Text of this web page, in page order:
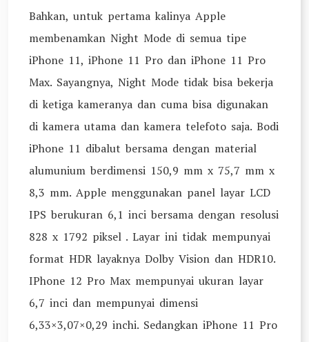
Bahkan, untuk pertama kalinya Apple
membenamkan Night Mode di semua tipe
iPhone 11, iPhone 11 Pro dan iPhone 11 Pro
Max. Sayangnya, Night Mode tidak bisa bekerja
di ketiga kameranya dan cuma bisa digunakan
di kamera utama dan kamera telefoto saja. Bodi
iPhone 11 dibalut bersama dengan material
alumunium berdimensi 150,9 mm x 75,7 mm x
8,3 mm. Apple menggunakan panel layar LCD
IPS berukuran 6,1 inci bersama dengan resolusi
828 x 1792 piksel . Layar ini tidak mempunyai
format HDR layaknya Dolby Vision dan HDR10.
IPhone 12 Pro Max mempunyai ukuran layar
6,7 inci dan mempunyai dimensi
6,33×3,07×0,29 inchi. Sedangkan iPhone 11 Pro